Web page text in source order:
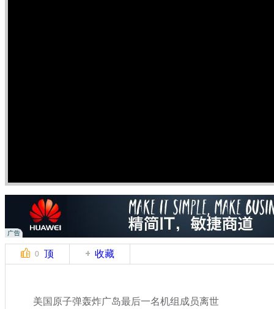
0 顶 收藏
美国原子弹轰炸广岛最后一名机组成员离世